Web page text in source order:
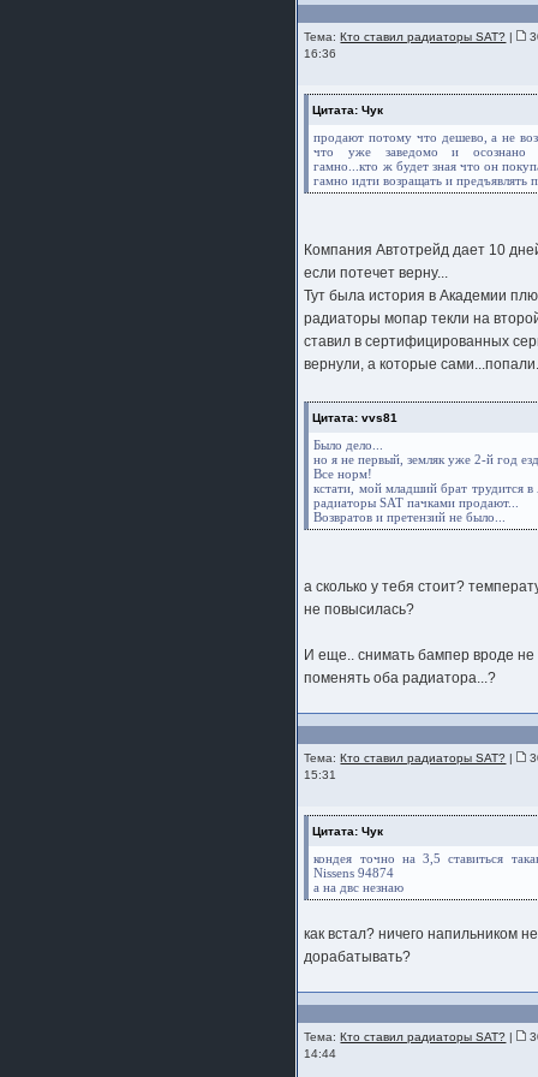
Тема:Кто ставил радиаторы SAT? |
16:36
Цитата: Чук
продают потому что дешево, а не
что уже заведомо и осознано
гамно...кто ж будет зная что он
гамно идти возращать и предъявлять
Компания Автотрейд дает 10
если потечет верну...
Тут была история в Академии
радиаторы мопар текли на
ставил в сертифицированных
вернули, а которые
Цитата: vvs81
Было дело...
но я не первый, земляк уже 2-й год
Все норм!
кстати, мой младший брат трудится в
радиаторы SAT пачками продают...
Возвратов и претензий не было...
а сколько у тебя стоит?
не повысилась?
И еще.. снимать бампер вроде
поменять оба радиатора...?
Тема:Кто ставил радиаторы SAT? |
15:31
Цитата: Чук
кондея точно на 3,5 ставиться
Nissens 94874
а на двс незнаю
как встал? ничего напильником
дорабатывать?
Тема:Кто ставил радиаторы SAT? |
14:44